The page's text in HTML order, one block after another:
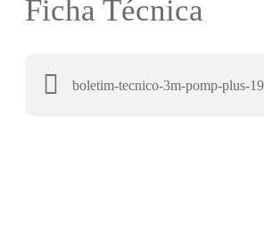
Ficha Técnica
boletim-tecnico-3m-pomp-plus-